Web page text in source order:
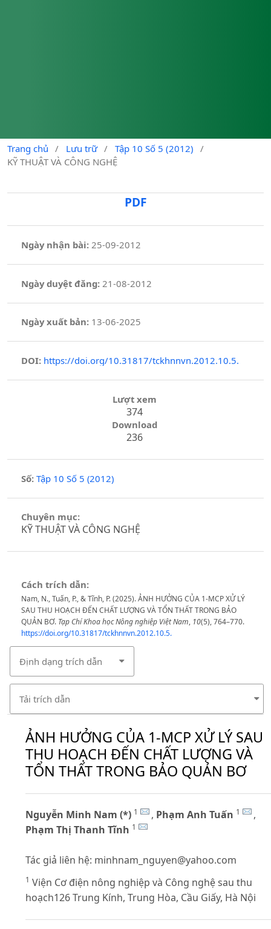
Trang chủ / Lưu trữ / Tập 10 Số 5 (2012)
/
KỸ THUẬT VÀ CÔNG NGHỆ
PDF
Ngày nhận bài: 25-09-2012
Ngày duyệt đăng:21-08-2012
Ngày xuất bản: 13-06-2025
DOI: https://doi.org/10.31817/tckhnnvn.2012.10.5.
Lượt xem
374
Download
236
Số: Tập 10 Số 5 (2012)
Chuyên mục:
KỸ THUẬT VÀ CÔNG NGHỆ
Cách trích dẫn:
Nam, N., Tuấn, P., & Tĩnh, P. (2025). ẢNH HƯỞNG CỦA 1-MCP XỬ LÝ
SAU THU HOẠCH ĐẾN CHẤT LƯỢNG VÀ TỔN THẤT TRONG BẢO
QUẢN BƠ. Tạp Chí Khoa học Nông nghiệp Việt Nam, 10(5), 764–770.
https://doi.org/10.31817/tckhnnvn.2012.10.5.
Định dạng trích dẫn
Tải trích dẫn
ẢNH HƯỞNG CỦA 1-MCP XỬ LÝ SAU
THU HOẠCH ĐẾN CHẤT LƯỢNG VÀ
TỔN THẤT TRONG BẢO QUẢN BƠ
Nguyễn Minh Nam (*) 1 , Phạm Anh Tuấn 1
,
Phạm Thị Thanh Tĩnh 1
Tác giả liên hệ: minhnam_nguyen@yahoo.com
1 Viện Cơ điện nông nghiệp và Công nghệ sau thu
hoạch126 Trung Kính, Trung Hòa, Cầu Giấy, Hà Nội